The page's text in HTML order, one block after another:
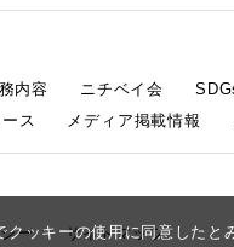
ッキーの使用に同意したと
内容 ニチベイ会
ス メディア掲載情報
ー サイトマップ